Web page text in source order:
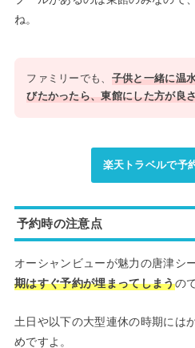
ね。
ファミリーでも、 子供と一緒に温
びたかったら、東館にした方が良
楽天トラベルで予
予約時の注意点
オーシャンビューが魅力の唐津シ
期はすぐ予約が埋まってしまうの
土日や以下の大型連休の時期には
めですよ。